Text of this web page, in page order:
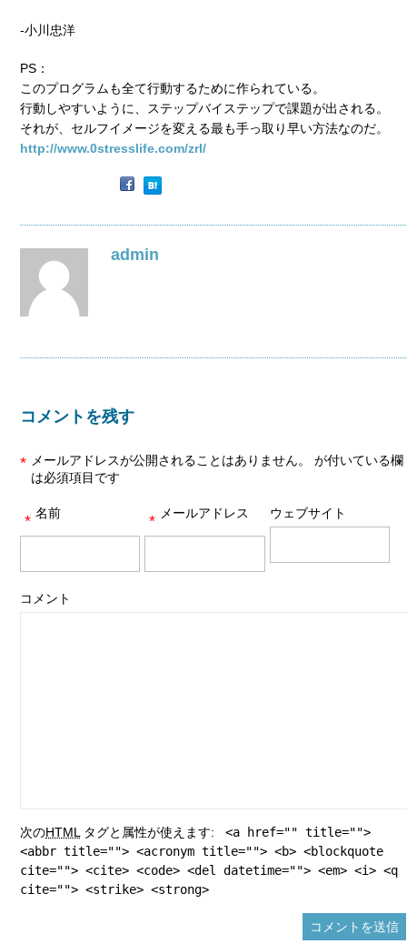
-小川忠洋
PS：
このプログラムも全て行動するために作られている。
行動しやすいように、ステップバイステップで課題が出される。
それが、セルフイメージを変える最も手っ取り早い方法なのだ。
http://www.0stresslife.com/zrl/
admin
コメントを残す
メールアドレスが公開されることはありません。
*
が付いている欄
は必須項目です
名前
* メールアドレス
* ウェブサイト
コメント
次のHTML タグと属性が使えます:
<a href="" title="">
<abbr title=""> <acronym title=""> <b> <blockquote
cite=""> <cite> <code> <del datetime=""> <em> <i> <q
cite=""> <strike> <strong>